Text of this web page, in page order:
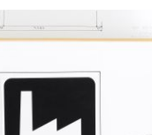
DE L’ART
SARTOUX du